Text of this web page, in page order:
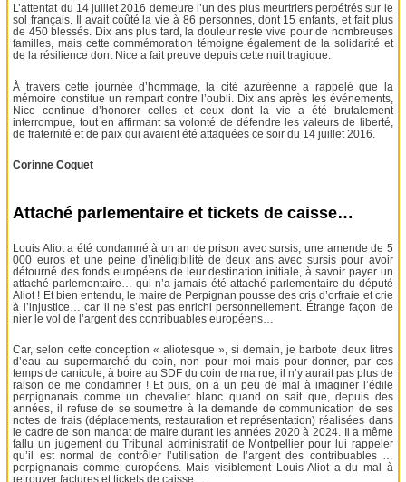
L’attentat du 14 juillet 2016 demeure l’un des plus meurtriers perpétrés sur le
sol français. Il avait coûté la vie à 86 personnes, dont 15 enfants, et fait plus
de 450 blessés. Dix ans plus tard, la douleur reste vive pour de nombreuses
familles, mais cette commémoration témoigne également de la solidarité et
de la résilience dont Nice a fait preuve depuis cette nuit tragique.
À travers cette journée d’hommage, la cité azuréenne a rappelé que la
mémoire constitue un rempart contre l’oubli. Dix ans après les événements,
Nice continue d’honorer celles et ceux dont la vie a été brutalement
interrompue, tout en affirmant sa volonté de défendre les valeurs de liberté,
de fraternité et de paix qui avaient été attaquées ce soir du 14 juillet 2016.
Corinne Coquet
Attaché parlementaire et tickets de caisse…
Louis Aliot a été condamné à un an de prison avec sursis, une amende de 5
000 euros et une peine d’inéligibilité de deux ans avec sursis pour avoir
détourné des fonds européens de leur destination initiale, à savoir payer un
attaché parlementaire… qui n’a jamais été attaché parlementaire du député
Aliot ! Et bien entendu, le maire de Perpignan pousse des cris d’orfraie et crie
à l’injustice… car il ne s’est pas enrichi personnellement. Étrange façon de
nier le vol de l’argent des contribuables européens…
Car, selon cette conception « aliotesque », si demain, je barbote deux litres
d’eau au supermarché du coin, non pour moi mais pour donner, par ces
temps de canicule, à boire au SDF du coin de ma rue, il n’y aurait pas plus de
raison de me condamner ! Et puis, on a un peu de mal à imaginer l’édile
perpignanais comme un chevalier blanc quand on sait que, depuis des
années, il refuse de se soumettre à la demande de communication de ses
notes de frais (déplacements, restauration et représentation) réalisées dans
le cadre de son mandat de maire durant les années 2020 à 2024. Il a même
fallu un jugement du Tribunal administratif de Montpellier pour lui rappeler
qu’il est normal de contrôler l’utilisation de l’argent des contribuables …
perpignanais comme européens. Mais visiblement Louis Aliot a du mal à
retrouver factures et tickets de caisse…